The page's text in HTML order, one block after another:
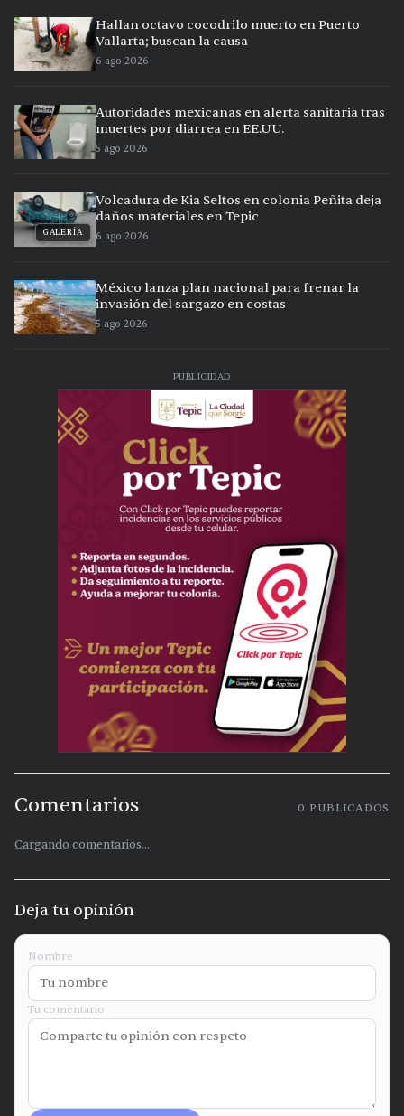
Hallan octavo cocodrilo muerto en Puerto
Vallarta; buscan la causa
6 ago 2026
Autoridades mexicanas en alerta sanitaria tras
muertes por diarrea en EE.UU.
5 ago 2026
GALERÍA
Volcadura de Kia Seltos en colonia Peñita deja
daños materiales en Tepic
6 ago 2026
México lanza plan nacional para frenar la
invasión del sargazo en costas
5 ago 2026
PUBLICIDAD
Comentarios 0 PUBLICADOS
Cargando comentarios...
Deja tu opinión
Nombre
Tu comentario